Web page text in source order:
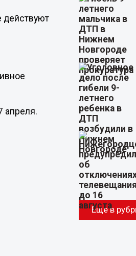
действуют
апреля.
Еще в